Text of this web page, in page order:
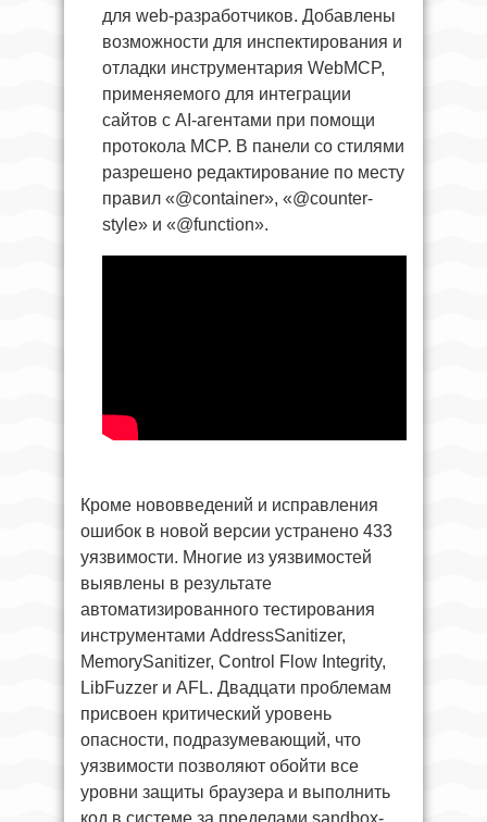
для web-разработчиков. Добавлены
возможности для инспектирования и
отладки инструментария WebMCP,
применяемого для интеграции
сайтов с AI-агентами при помощи
протокола MCP. В панели со стилями
разрешено редактирование по месту
правил «@container», «@counter-
style» и «@function».
Кроме нововведений и исправления
ошибок в новой версии устранено 433
уязвимости. Многие из уязвимостей
выявлены в результате
автоматизированного тестирования
инструментами AddressSanitizer,
MemorySanitizer, Control Flow Integrity,
LibFuzzer и AFL. Двадцати проблемам
присвоен критический уровень
опасности, подразумевающий, что
уязвимости позволяют обойти все
уровни защиты браузера и выполнить
код в системе за пределами sandbox-